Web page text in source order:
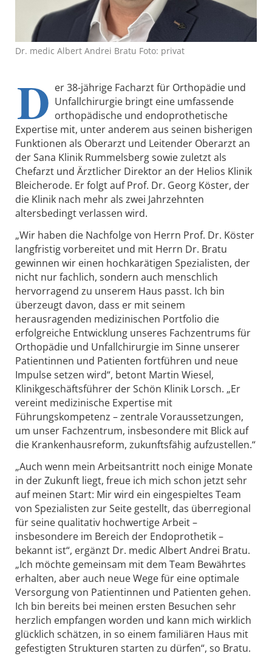
Dr. medic Albert Andrei Bratu Foto: privat
D er 38-jährige Facharzt für Orthopädie und
Unfallchirurgie bringt eine umfassende
orthopädische und endoprothetische
Expertise mit, unter anderem aus seinen bisherigen
Funktionen als Oberarzt und Leitender Oberarzt an
der Sana Klinik Rummelsberg sowie zuletzt als
Chefarzt und Ärztlicher Direktor an der Helios Klinik
Bleicherode. Er folgt auf Prof. Dr. Georg Köster, der
die Klinik nach mehr als zwei Jahrzehnten
altersbedingt verlassen wird.
„Wir haben die Nachfolge von Herrn Prof. Dr. Köster
langfristig vorbereitet und mit Herrn Dr. Bratu
gewinnen wir einen hochkarätigen Spezialisten, der
nicht nur fachlich, sondern auch menschlich
hervorragend zu unserem Haus passt. Ich bin
überzeugt davon, dass er mit seinem
herausragenden medizinischen Portfolio die
erfolgreiche Entwicklung unseres Fachzentrums für
Orthopädie und Unfallchirurgie im Sinne unserer
Patientinnen und Patienten fortführen und neue
Impulse setzen wird“, betont Martin Wiesel,
Klinikgeschäftsführer der Schön Klinik Lorsch. „Er
vereint medizinische Expertise mit
Führungskompetenz – zentrale Voraussetzungen,
um unser Fachzentrum, insbesondere mit Blick auf
die Krankenhausreform, zukunftsfähig aufzustellen.“
„Auch wenn mein Arbeitsantritt noch einige Monate
in der Zukunft liegt, freue ich mich schon jetzt sehr
auf meinen Start: Mir wird ein eingespieltes Team
von Spezialisten zur Seite gestellt, das überregional
für seine qualitativ hochwertige Arbeit –
insbesondere im Bereich der Endoprothetik –
bekannt ist“, ergänzt Dr. medic Albert Andrei Bratu.
„Ich möchte gemeinsam mit dem Team Bewährtes
erhalten, aber auch neue Wege für eine optimale
Versorgung von Patientinnen und Patienten gehen.
Ich bin bereits bei meinen ersten Besuchen sehr
herzlich empfangen worden und kann mich wirklich
glücklich schätzen, in so einem familiären Haus mit
gefestigten Strukturen starten zu dürfen“, so Bratu.